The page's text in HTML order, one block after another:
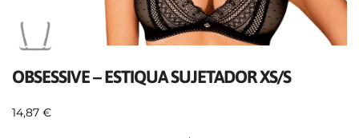
OBSESSIVE – ESTIQUA SUJETADOR XS/S
14,87 €